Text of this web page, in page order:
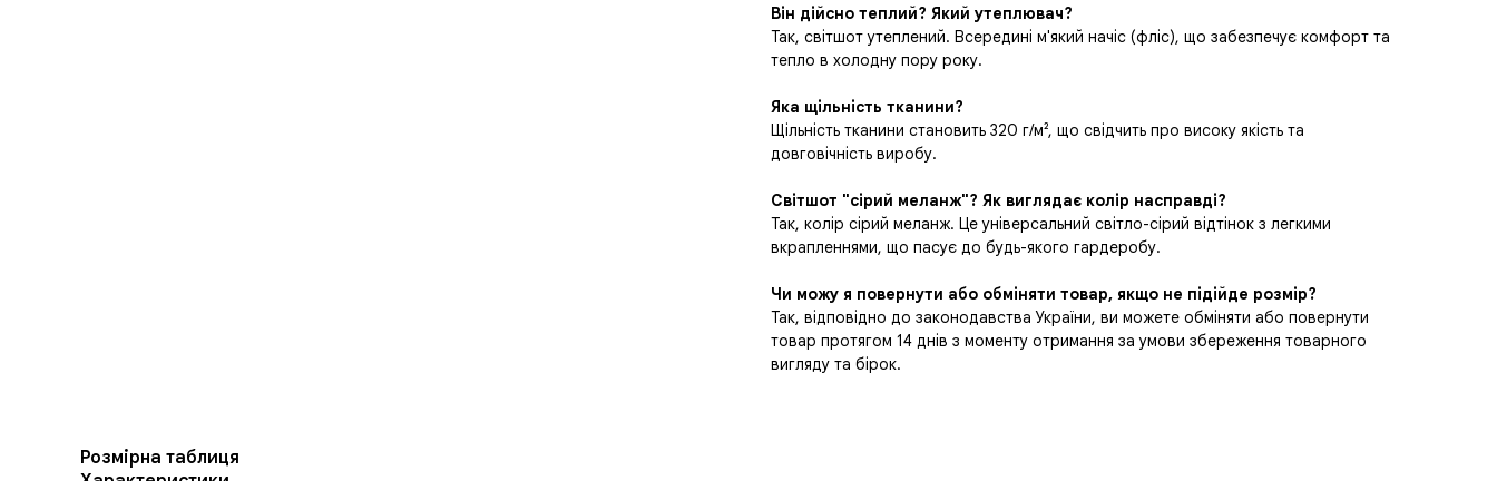
Він дійсно теплий? Який утеплювач?
Так, світшот утеплений. Всередині м'який начіс (фліс), що забезпечує комфорт та
тепло в холодну пору року.
Яка щільність тканини?
Щільність тканини становить 320 г/м², що свідчить про високу якість та
довговічність виробу.
Світшот "сірий меланж"? Як виглядає колір насправді?
Так, колір сірий меланж. Це універсальний світло-сірий відтінок з легкими
вкрапленнями, що пасує до будь-якого гардеробу.
Чи можу я повернути або обміняти товар, якщо не підійде розмір?
Так, відповідно до законодавства України, ви можете обміняти або повернути
товар протягом 14 днів з моменту отримання за умови збереження товарного
вигляду та бірок.
Розмірна таблиця